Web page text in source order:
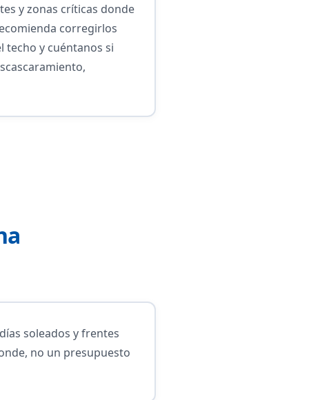
y zonas críticas donde
corregirlos
techo y cuéntanos si
soleados y frentes
no un presupuesto